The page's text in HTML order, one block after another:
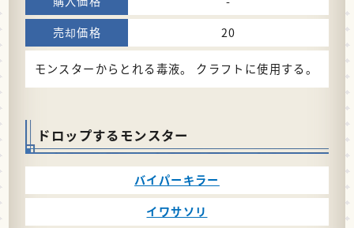
20
モンスターからとれる毒液。 クラフトに使用する。
ドロップするモンスター
バイパーキラー
イワサソリ